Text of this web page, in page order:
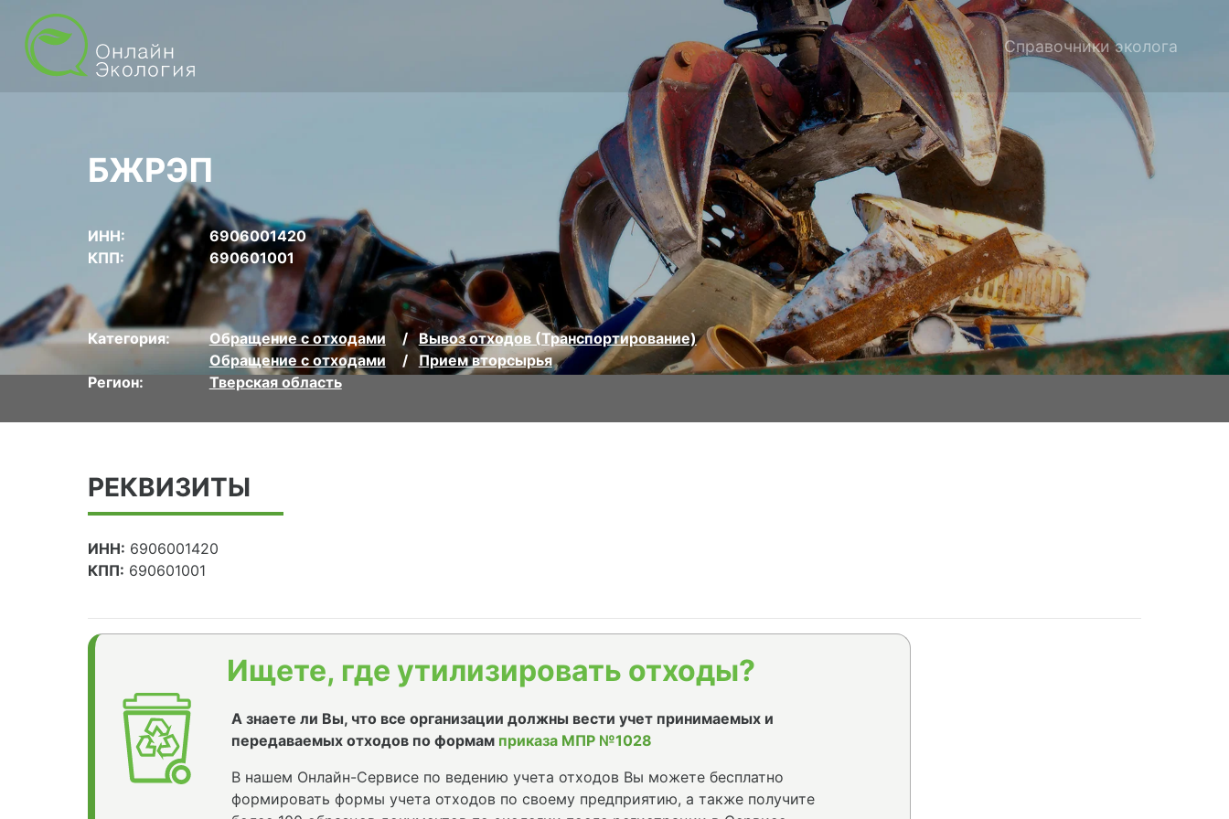
Справочники эколога
БЖРЭП
ИНН:
6906001420
КПП:
690601001
Категория: Обращение с отходами
Вывоз отходов (Транспортирование)
Обращение с отходами
Прием вторсырья
Регион:
Тверская область
РЕКВИЗИТЫ
ИНН: 6906001420
КПП: 690601001
Ищете, где утилизировать отходы?
А знаете ли Вы, что все организации должны вести учет принимаемых и
передаваемых отходов по формам приказа МПР №1028
В нашем Онлайн-Сервисе по ведению учета отходов Вы можете бесплатно
формировать формы учета отходов по своему предприятию, а также получите